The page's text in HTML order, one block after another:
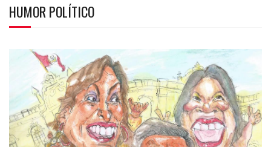
HUMOR POLÍTICO